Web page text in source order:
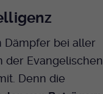
Dämpfer bei aller
der Evangelischen
Denn die